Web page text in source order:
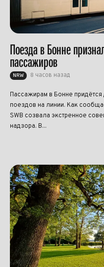
Поезда в Бонне
пассажиров
NRW 8 часов назад
Пассажирам в Бонне
поездов на линии. Как
SWB созвала экстренное
надзора. В...